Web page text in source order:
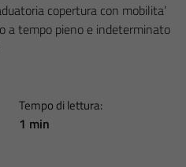
copertura con mobilita’
a tempo pieno e indeterminato
Tempo di lettura:
1 min